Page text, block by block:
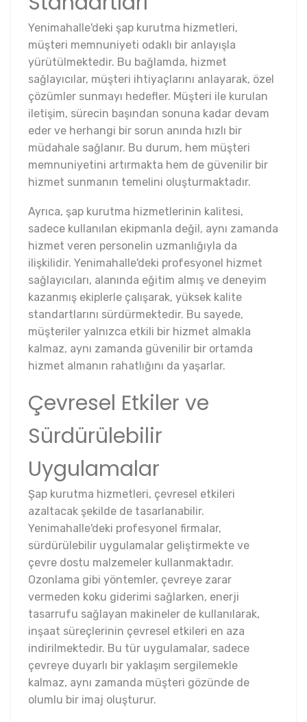
Yenimahalle'deki şap kurutma hizmetleri,
müşteri memnuniyeti odaklı bir anlayışla
yürütülmektedir. Bu bağlamda, hizmet
sağlayıcılar, müşteri ihtiyaçlarını anlayarak, özel
çözümler sunmayı hedefler. Müşteri ile kurulan
iletişim, sürecin başından sonuna kadar devam
eder ve herhangi bir sorun anında hızlı bir
müdahale sağlanır. Bu durum, hem müşteri
memnuniyetini artırmakta hem de güvenilir bir
hizmet sunmanın temelini oluşturmaktadır.
Ayrıca, şap kurutma hizmetlerinin kalitesi,
sadece kullanılan ekipmanla değil, aynı zamanda
hizmet veren personelin uzmanlığıyla da
ilişkilidir. Yenimahalle'deki profesyonel hizmet
sağlayıcıları, alanında eğitim almış ve deneyim
kazanmış ekiplerle çalışarak, yüksek kalite
standartlarını sürdürmektedir. Bu sayede,
müşteriler yalnızca etkili bir hizmet almakla
kalmaz, aynı zamanda güvenilir bir ortamda
hizmet almanın rahatlığını da yaşarlar.
Çevresel Etkiler ve
Sürdürülebilir
Uygulamalar
Şap kurutma hizmetleri, çevresel etkileri
azaltacak şekilde de tasarlanabilir.
Yenimahalle'deki profesyonel firmalar,
sürdürülebilir uygulamalar geliştirmekte ve
çevre dostu malzemeler kullanmaktadır.
Ozonlama gibi yöntemler, çevreye zarar
vermeden koku giderimi sağlarken, enerji
tasarrufu sağlayan makineler de kullanılarak,
inşaat süreçlerinin çevresel etkileri en aza
indirilmektedir. Bu tür uygulamalar, sadece
çevreye duyarlı bir yaklaşım sergilemekle
kalmaz, aynı zamanda müşteri gözünde de
olumlu bir imaj oluşturur.